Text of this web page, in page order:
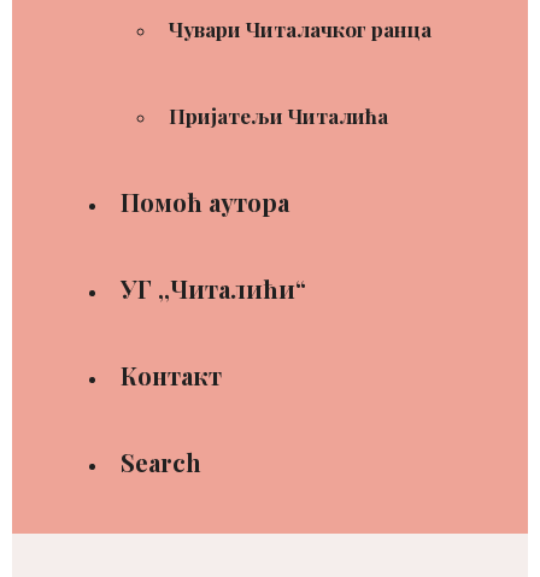
Чувари Читалачког ранца
Пријатељи Читалића
Помоћ аутора
УГ ,,Читалићи“
Контакт
Search